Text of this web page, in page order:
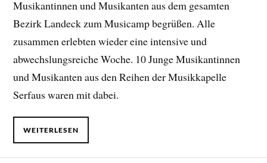
Musikantinnen und Musikanten aus dem gesamten
Bezirk Landeck zum Musicamp begrüßen. Alle
zusammen erlebten wieder eine intensive und
abwechslungsreiche Woche. 10 Junge Musikantinnen
und Musikanten aus den Reihen der Musikkapelle
Serfaus waren mit dabei.
WEITERLESEN